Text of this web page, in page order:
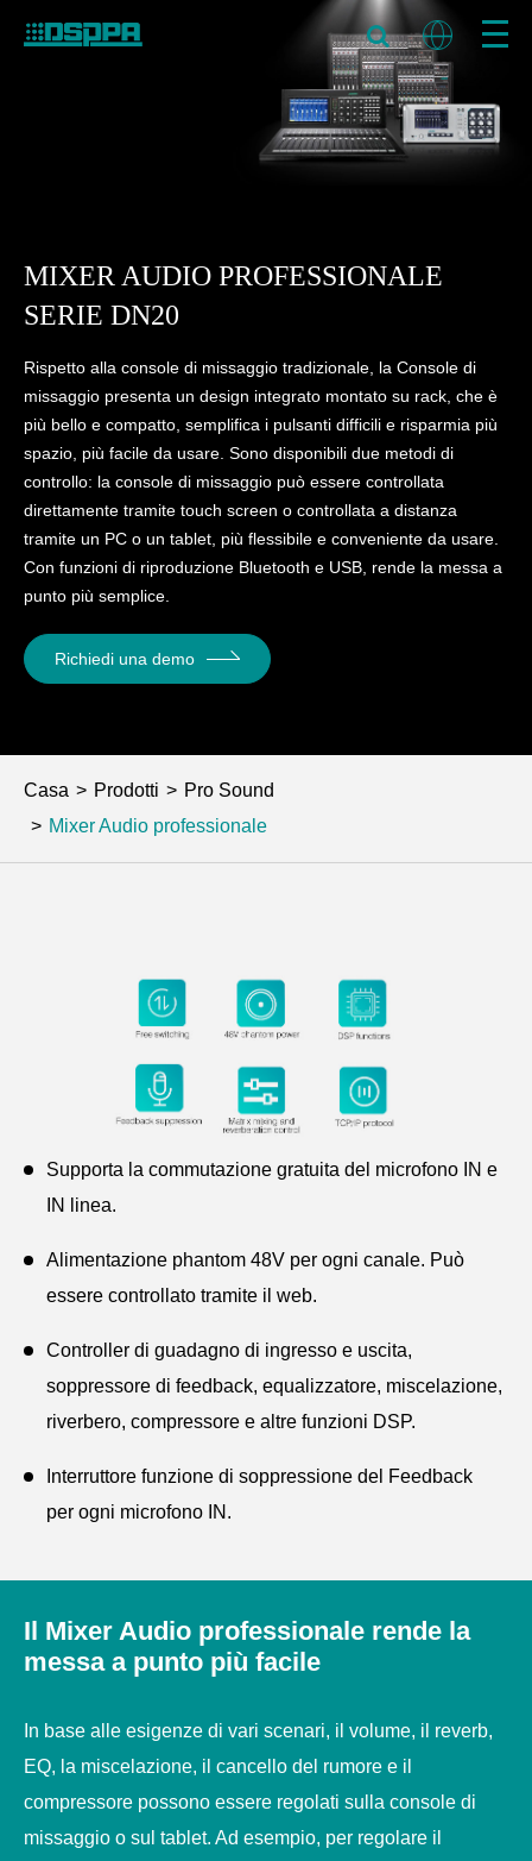
MIXER AUDIO PROFESSIONALE
SERIE DN20
Rispetto alla console di missaggio tradizionale, la Console di
missaggio presenta un design integrato montato su rack, che è
più bello e compatto, semplifica i pulsanti difficili e risparmia più
spazio, più facile da usare. Sono disponibili due metodi di
controllo: la console di missaggio può essere controllata
direttamente tramite touch screen o controllata a distanza
tramite un PC o un tablet, più flessibile e conveniente da usare.
Con funzioni di riproduzione Bluetooth e USB, rende la messa a
punto più semplice.
Richiedi una demo
Casa Prodotti
Pro Sound
Mixer Audio professionale
Supporta la commutazione gratuita del microfono IN e
IN linea.
Alimentazione phantom 48V per ogni canale. Può
essere controllato tramite il web.
Controller di guadagno di ingresso e uscita,
soppressore di feedback, equalizzatore, miscelazione,
riverbero, compressore e altre funzioni DSP.
Interruttore funzione di soppressione del Feedback
per ogni microfono IN.
Protocollo TCP/IP, vari parametri possono essere
Il Mixer Audio professionale rende la
messa a punto più facile
In base alle esigenze di vari scenari, il volume, il reverb,
EQ, la miscelazione, il cancello del rumore e il
compressore possono essere regolati sulla console di
missaggio o sul tablet. Ad esempio, per regolare il